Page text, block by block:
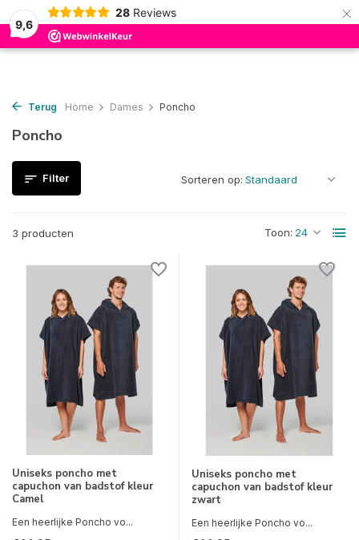
9,6
28 Reviews ×
0
Terug Home Dames Poncho
Poncho
Filter
3 producten Toon:
Sorteren op:
Uniseks poncho met
capuchon van badstof kleur
Camel
Een heerlijke Poncho vo...
Uniseks poncho met
capuchon van badstof kleur
zwart
Een heerlijke Poncho vo...